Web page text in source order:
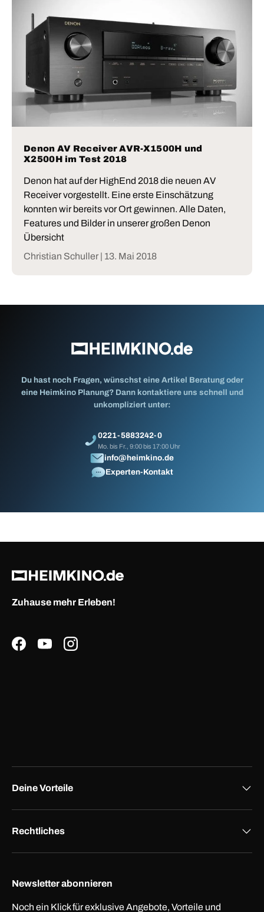
Denon AV Receiver AVR-X1500H und
X2500H im Test 2018
Denon hat auf der HighEnd 2018 die neuen AV
Receiver vorgestellt. Eine erste Einschätzung
konnten wir bereits vor Ort gewinnen. Alle Daten,
Features und Bilder in unserer großen Denon
Übersicht
Christian Schuller | 13. Mai 2018
Du hast noch Fragen, wünschst eine Artikel Beratung oder
eine Heimkino Planung? Dann kontaktiere uns schnell und
unkompliziert unter:
0221-5883242-0
Mo. bis Fr., 9:00 bis 17:00 Uhr
info@heimkino.de
Experten-Kontakt
Zuhause mehr Erleben!
FacebookYouTubeInstagram
Deine Vorteile
Rechtliches
Newsletter abonnieren
Noch ein Klick für exklusive Angebote, Vorteile und